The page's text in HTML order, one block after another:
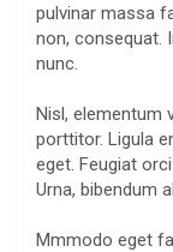
pulvinar massa
non, consequat.
nunc.
Nisl, elementum
porttitor. Ligula
eget. Feugiat
Urna, bibendum
Mmmodo eget